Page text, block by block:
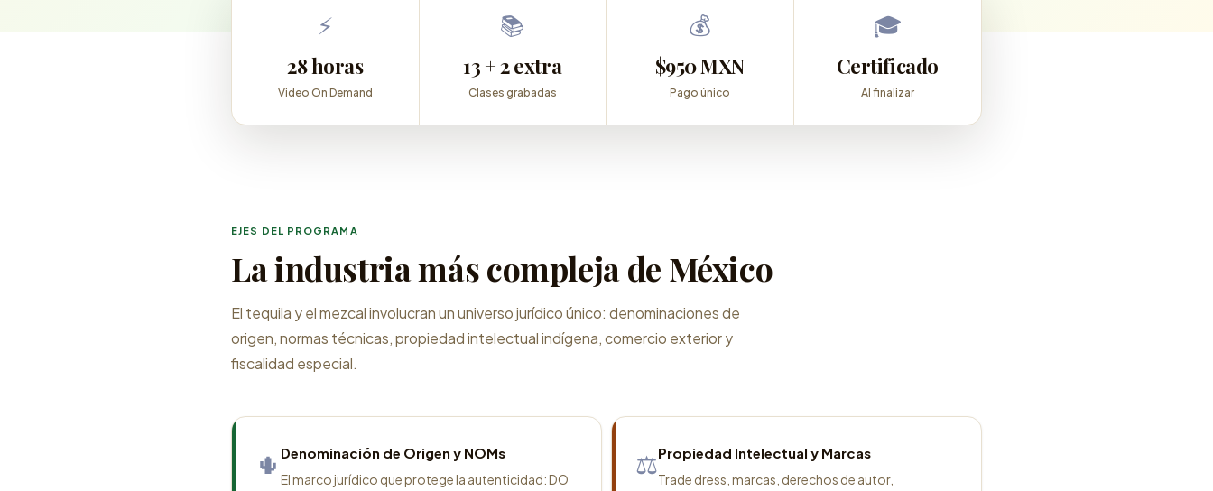
⚡
28 horas
Video On Demand
📚
13 + 2 extra
Clases grabadas
💰
$950 MXN
Pago único
🎓
Certificado
Al finalizar
EJES DEL PROGRAMA
La industria más compleja de México
El tequila y el mezcal involucran un universo jurídico único: denominaciones de
origen, normas técnicas, propiedad intelectual indígena, comercio exterior y
fiscalidad especial.
🌵 Denominación de Origen y NOMs
El marco jurídico que protege la autenticidad: DO
⚖️Propiedad Intelectual y Marcas
Trade dress, marcas, derechos de autor,